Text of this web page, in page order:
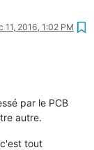
11, 2016, 1:02 PM
par le PCB
autre.
tout